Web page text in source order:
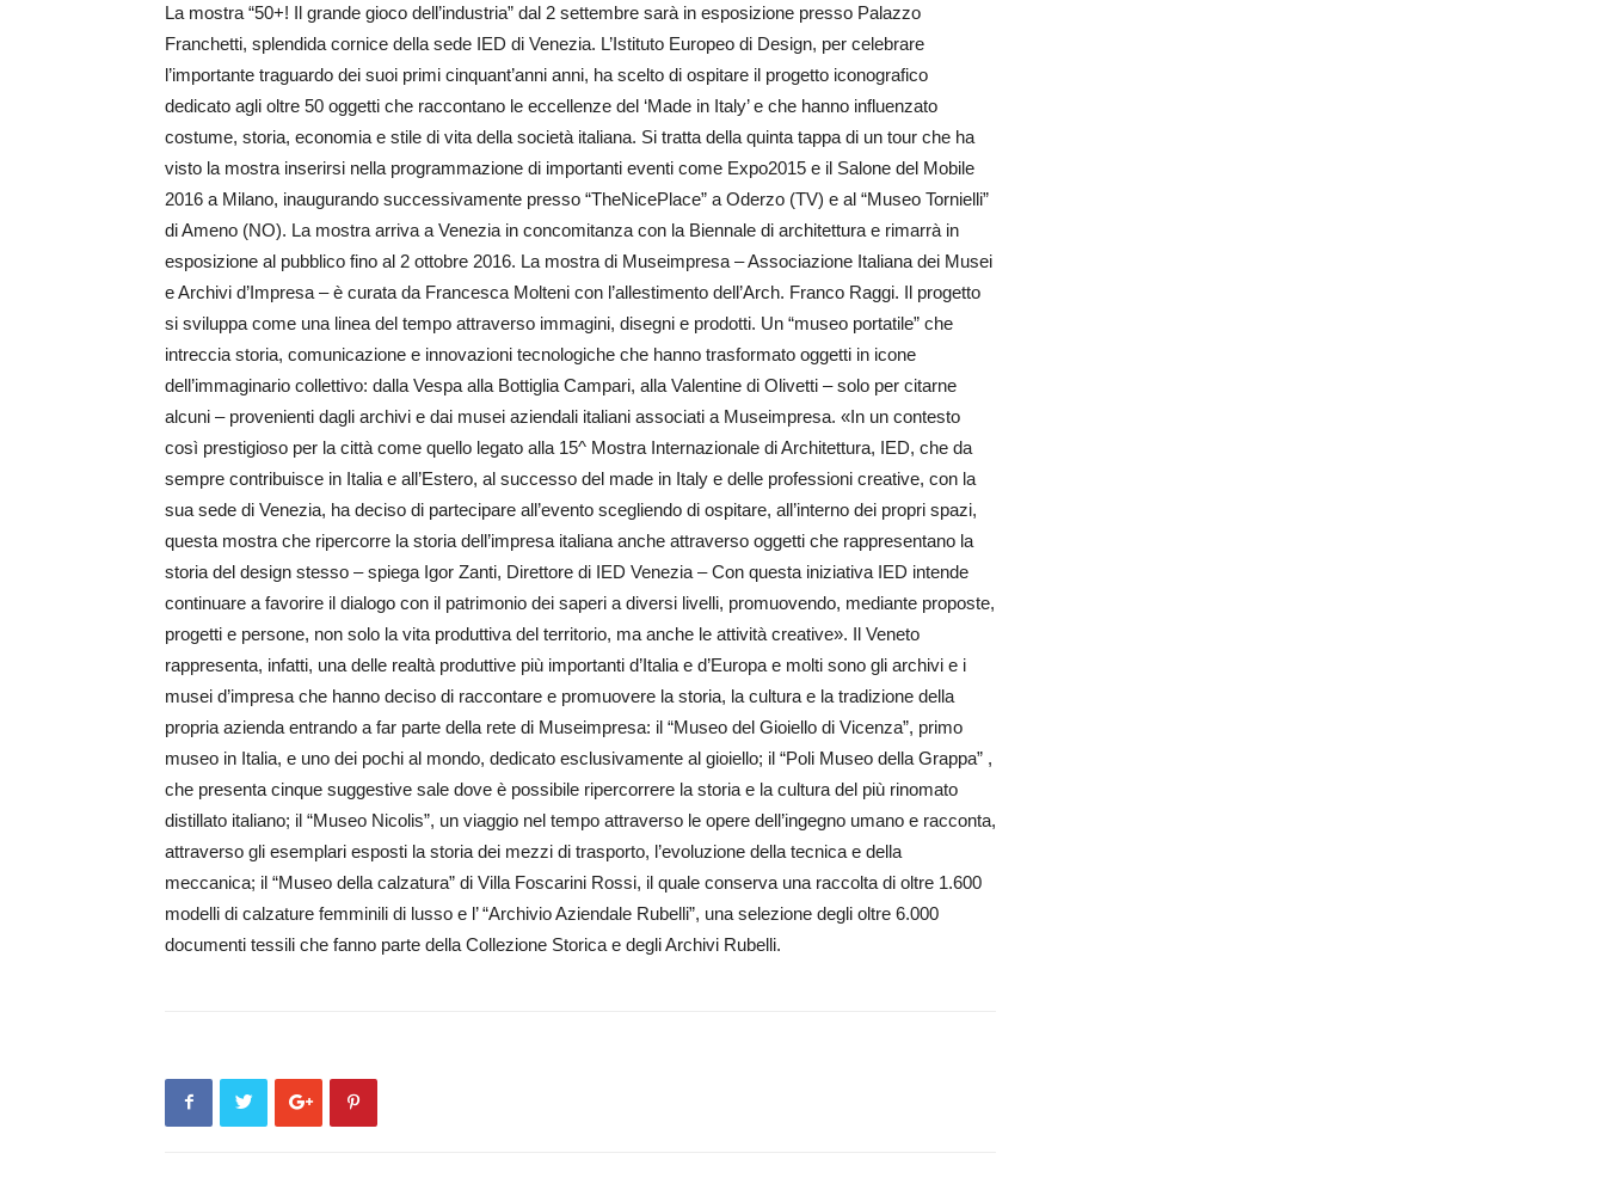
La mostra “50+! Il grande gioco dell’industria” dal 2 settembre sarà in esposizione presso Palazzo
Franchetti, splendida cornice della sede IED di Venezia. L’Istituto Europeo di Design, per celebrare
l’importante traguardo dei suoi primi cinquant’anni anni, ha scelto di ospitare il progetto iconografico
dedicato agli oltre 50 oggetti che raccontano le eccellenze del ‘Made in Italy’ e che hanno influenzato
costume, storia, economia e stile di vita della società italiana. Si tratta della quinta tappa di un tour che ha
visto la mostra inserirsi nella programmazione di importanti eventi come Expo2015 e il Salone del Mobile
2016 a Milano, inaugurando successivamente presso “TheNicePlace” a Oderzo (TV) e al “Museo Tornielli”
di Ameno (NO). La mostra arriva a Venezia in concomitanza con la Biennale di architettura e rimarrà in
esposizione al pubblico fino al 2 ottobre 2016. La mostra di Museimpresa – Associazione Italiana dei Musei
e Archivi d’Impresa – è curata da Francesca Molteni con l’allestimento dell’Arch. Franco Raggi. Il progetto
si sviluppa come una linea del tempo attraverso immagini, disegni e prodotti. Un “museo portatile” che
intreccia storia, comunicazione e innovazioni tecnologiche che hanno trasformato oggetti in icone
dell’immaginario collettivo: dalla Vespa alla Bottiglia Campari, alla Valentine di Olivetti – solo per citarne
alcuni – provenienti dagli archivi e dai musei aziendali italiani associati a Museimpresa. «In un contesto
così prestigioso per la città come quello legato alla 15^ Mostra Internazionale di Architettura, IED, che da
sempre contribuisce in Italia e all’Estero, al successo del made in Italy e delle professioni creative, con la
sua sede di Venezia, ha deciso di partecipare all’evento scegliendo di ospitare, all’interno dei propri spazi,
questa mostra che ripercorre la storia dell’impresa italiana anche attraverso oggetti che rappresentano la
storia del design stesso – spiega Igor Zanti, Direttore di IED Venezia – Con questa iniziativa IED intende
continuare a favorire il dialogo con il patrimonio dei saperi a diversi livelli, promuovendo, mediante proposte,
progetti e persone, non solo la vita produttiva del territorio, ma anche le attività creative». Il Veneto
rappresenta, infatti, una delle realtà produttive più importanti d’Italia e d’Europa e molti sono gli archivi e i
musei d’impresa che hanno deciso di raccontare e promuovere la storia, la cultura e la tradizione della
propria azienda entrando a far parte della rete di Museimpresa: il “Museo del Gioiello di Vicenza”, primo
museo in Italia, e uno dei pochi al mondo, dedicato esclusivamente al gioiello; il “Poli Museo della Grappa” ,
che presenta cinque suggestive sale dove è possibile ripercorrere la storia e la cultura del più rinomato
distillato italiano; il “Museo Nicolis”, un viaggio nel tempo attraverso le opere dell’ingegno umano e racconta,
attraverso gli esemplari esposti la storia dei mezzi di trasporto, l’evoluzione della tecnica e della
meccanica; il “Museo della calzatura” di Villa Foscarini Rossi, il quale conserva una raccolta di oltre 1.600
modelli di calzature femminili di lusso e l’ “Archivio Aziendale Rubelli”, una selezione degli oltre 6.000
documenti tessili che fanno parte della Collezione Storica e degli Archivi Rubelli.